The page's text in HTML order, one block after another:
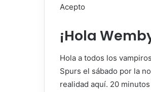
Acepto
¡Hola
Hola a todos los
Spurs el sábado por la
realidad aquí. 20 minutos